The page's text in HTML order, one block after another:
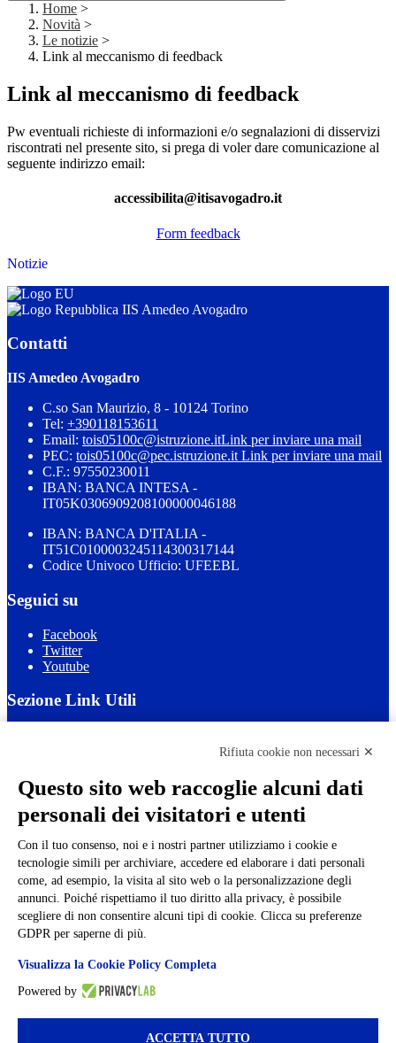
Home >
Novità >
Le notizie >
Link al meccanismo di feedback
Link al meccanismo di feedback
Pw eventuali richieste di informazioni e/o segnalazioni di disservizi
riscontrati nel presente sito, si prega di voler dare comunicazione al
seguente indirizzo email:
accessibilita@itisavogadro.it
Form feedback
Notizie
IIS Amedeo Avogadro
Contatti
IIS Amedeo Avogadro
C.so San Maurizio, 8 - 10124 Torino
Tel: +390118153611
Email: tois05100c@istruzione.itLink per inviare una mail
PEC: tois05100c@pec.istruzione.it Link per inviare una mail
C.F.: 97550230011
IBAN: BANCA INTESA -
IT05K0306909208100000046188
IBAN: BANCA D'ITALIA -
IT51C0100003245114300317144
Codice Univoco Ufficio: UFEEBL
Seguici su
Facebook
Twitter
Youtube
Sezione Link Utili
Ufficio Relazioni con il Pubblico
Dichiarazione di accessibilità
Obiettivi di accessibilità
Gestione consensi cookie
Amministrazione trasparente
Pagina visualizzata
806 volte
Sezione Copyright
Copyright 2026 | Engineered and powered by Gruppo Spaggiari
Parma S.p.A. | Divisione Publishing & New Social Media
Rifiuta cookie non necessari ✕
Questo sito web raccoglie alcuni dati
personali dei visitatori e utenti
Con il tuo consenso, noi e i nostri partner utilizziamo i cookie e
tecnologie simili per archiviare, accedere ed elaborare i dati personali
come, ad esempio, la visita al sito web o la personalizzazione degli
annunci. Poiché rispettiamo il tuo diritto alla privacy, è possibile
scegliere di non consentire alcuni tipi di cookie. Clicca su preferenze
GDPR per saperne di più.
Visualizza la Cookie Policy Completa
Powered by
ACCETTA TUTTO